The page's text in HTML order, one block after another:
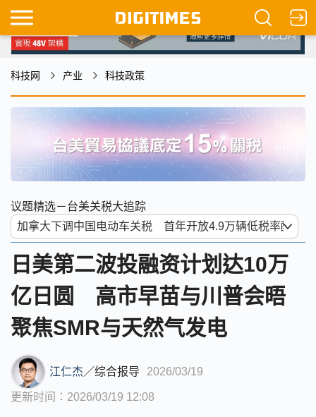
科技网 产业 科技政策
议题精选－台美关税大追踪
日美第二波投融资计划达10万
亿日圆 高市早苗与川普会晤
聚焦SMR与天然气发电
江仁杰 ／综合报导 2026/03/19
更新时间：2026/03/19 12:08